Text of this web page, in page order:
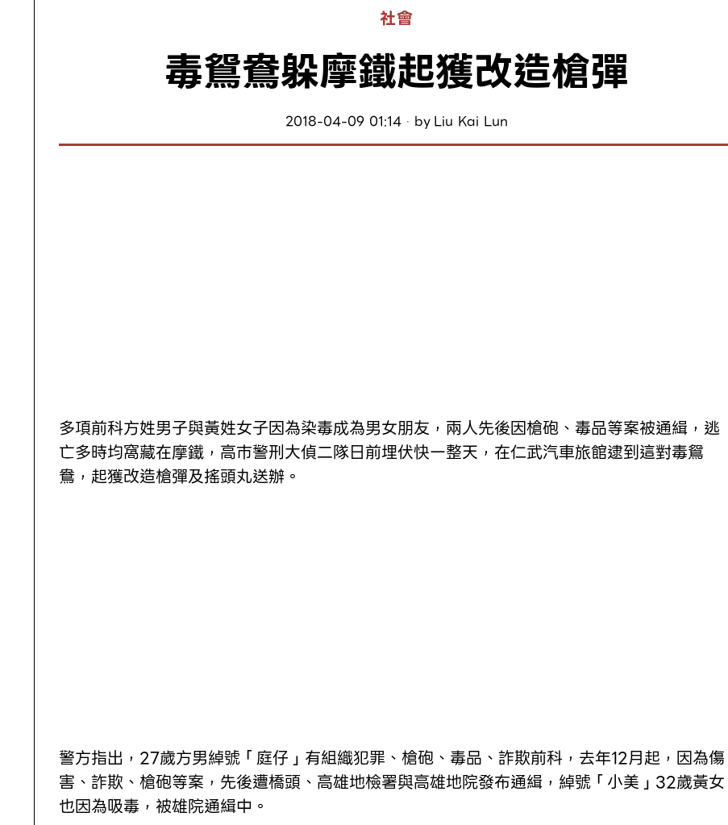
社會
毒鴛鴦躲摩鐵起獲改造槍彈
2018-04-09 01:14 by Liu Kai Lun
多項前科方姓男子與黃姓女子因為染毒成為男女朋友，兩人先後因槍砲、毒品等案被通緝，逃
亡多時均窩藏在摩鐵，高巿警刑大偵二隊日前埋伏快一整天，在仁武汽車旅館逮到這對毒鴛
鴦，起獲改造槍彈及搖頭丸送辦。
警方指出，27歲方男綽號「庭仔」有組織犯罪、槍砲、毒品、詐欺前科，去年12月起，因為傷
害、詐欺、槍砲等案，先後遭橋頭、高雄地檢署與高雄地院發布通緝，綽號「小美」32歲黃女
也因為吸毒，被雄院通緝中。